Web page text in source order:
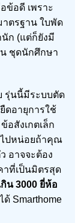
ข้อดี เพราะ
าตรฐาน ใบพัด
ก (แต่ก็ยังมี
ชุดนักศึกษา
รุ่นนี้มีระบบตัด
ดอายุการใช้
อสังเกตเล็ก
ไปหน่อยถ้าคุณ
อาจจะต้อง
าที่เป็นมิตรสุด
น 3000 ยี่ห้อ
Smarthome